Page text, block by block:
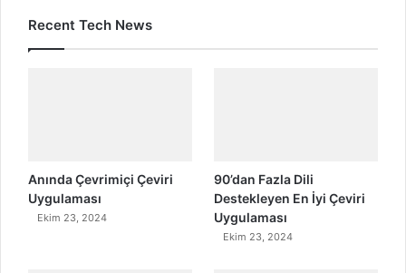
Recent Tech News
Anında Çevrimiçi Çeviri
Uygulaması
Ekim 23, 2024
90’dan Fazla Dili
Destekleyen En İyi Çeviri
Uygulaması
Ekim 23, 2024